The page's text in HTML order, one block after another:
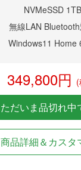
NVMeSSD 1TB
無線LAN
Windows11 Home
349,800円
ただいま品切れ中
商品詳細＆カスタ